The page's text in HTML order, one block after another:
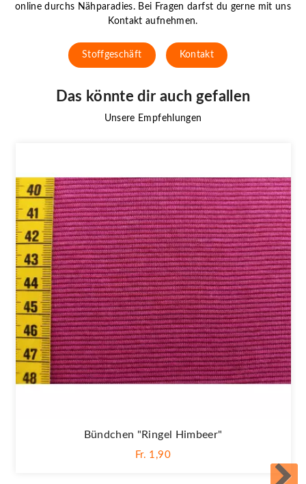
online durchs Nähparadies. Bei Fragen darfst du gerne mit uns
Kontakt aufnehmen.
Stoffgeschäft Kontakt
Das könnte dir auch gefallen
Unsere Empfehlungen
Bündchen "Ringel Himbeer"
Fr. 1,90